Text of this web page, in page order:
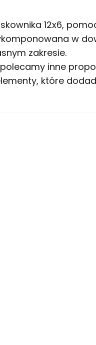
12x6,
w
zakresie.
inne
które